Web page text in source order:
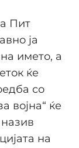
Пит
ја
името, а
ќе
со
војна“ ќе
на